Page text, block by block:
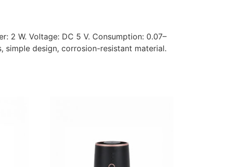
2 W. Voltage: DC 5 V. Consumption: 0.07–
simple design, corrosion-resistant material.